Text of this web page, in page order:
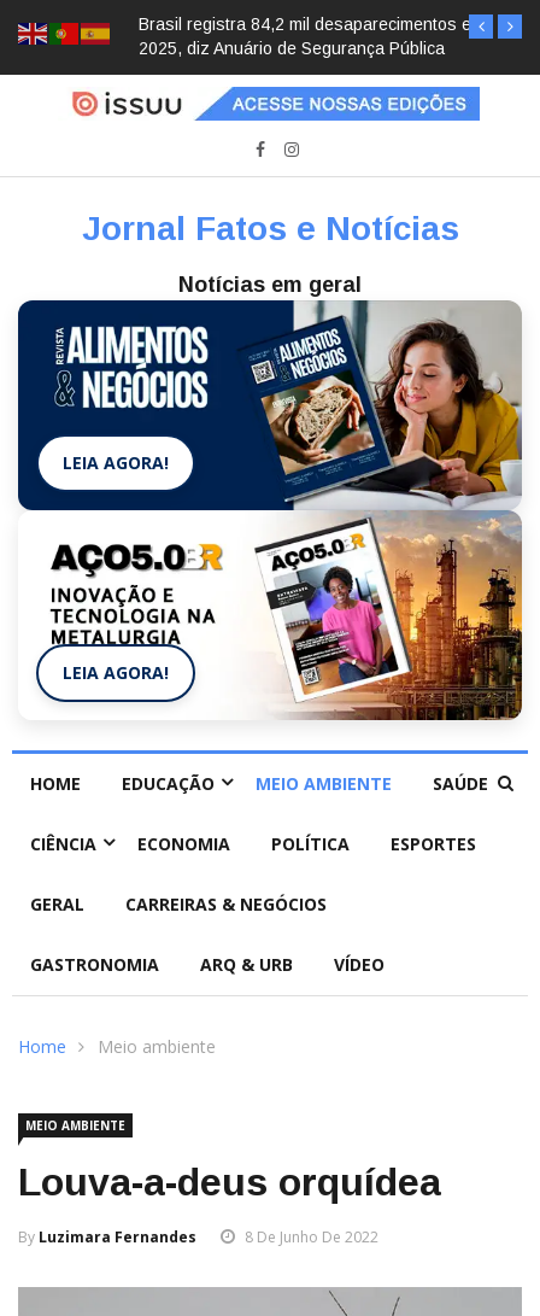
Brasil registra 84,2 mil desaparecimentos em
2025, diz Anuário de Segurança Pública
Jornal Fatos e Notícias
Notícias em geral
LEIA AGORA!
LEIA AGORA!
HOME EDUCAÇÃO MEIO AMBIENTE SAÚDE
CIÊNCIA ECONOMIA POLÍTICA ESPORTES
GERAL CARREIRAS & NEGÓCIOS
GASTRONOMIA ARQ & URB VÍDEO
Home Meio ambiente
MEIO AMBIENTE
Louva-a-deus orquídea
By Luzimara Fernandes 8 De Junho De 2022